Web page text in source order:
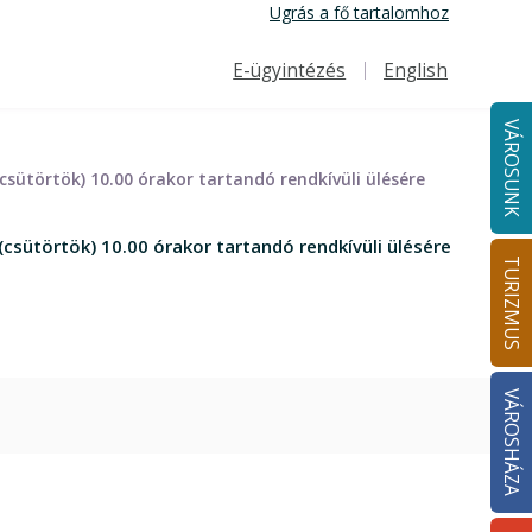
Ugrás a fő tartalomhoz
Felső navigáció
E-ügyintézés English
VÁROSUNK
TURIZMUS
VÁROSHÁZA
10.00 órakor tartandó rendkívüli ülésére
10.00 órakor tartandó rendkívüli ülésére